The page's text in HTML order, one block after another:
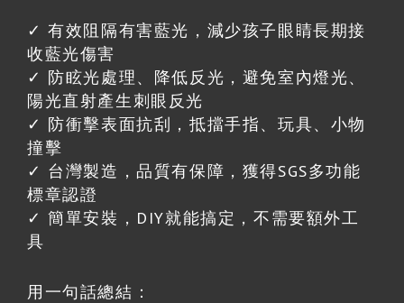
✓ 有效阻隔有害藍光，減少孩子眼睛長期接
收藍光傷害
✓ 防眩光處理、降低反光，避免室內燈光、
陽光直射產生刺眼反光
✓ 防衝擊表面抗刮，抵擋手指、玩具、小物
撞擊
✓ 台灣製造，品質有保障，獲得SGS多功能
標章認證
✓ 簡單安裝，DIY就能搞定，不需要額外工
具
用一句話總結：